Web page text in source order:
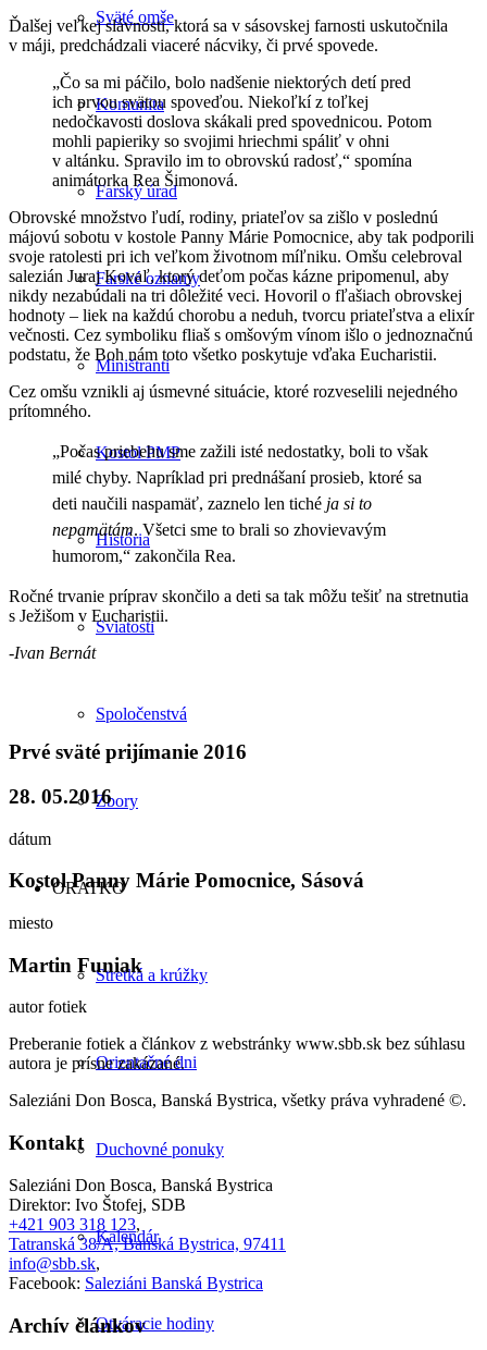
Sväté omše
Komunita
Farský úrad
Farské oznamy
Miništranti
Kostol PMP
História
Sviatosti
Spoločenstvá
Zbory
ORATKO
Stretká a krúžky
Orientačné dni
Duchovné ponuky
Kalendár
Otváracie hodiny
Ďalšej veľkej slávnosti, ktorá sa v sásovskej farnosti uskutočnila
v máji, predchádzali viaceré nácviky, či prvé spovede.
„Čo sa mi páčilo, bolo nadšenie niektorých detí pred
ich prvou svätou spoveďou. Niekoľkí z toľkej
nedočkavosti doslova skákali pred spovednicou. Potom
mohli papieriky so svojimi hriechmi spáliť v ohni
v altánku. Spravilo im to obrovskú radosť,“ spomína
animátorka Rea Šimonová.
Obrovské množstvo ľudí, rodiny, priateľov sa zišlo v poslednú
májovú sobotu v kostole Panny Márie Pomocnice, aby tak podporili
svoje ratolesti pri ich veľkom životnom míľniku. Omšu celebroval
salezián Juraj Kovaľ, ktorý deťom počas kázne pripomenul, aby
nikdy nezabúdali na tri dôležité veci. Hovoril o fľašiach obrovskej
hodnoty – liek na každú chorobu a neduh, tvorcu priateľstva a elixír
večnosti. Cez symboliku fliaš s omšovým vínom išlo o jednoznačnú
podstatu, že Boh nám toto všetko poskytuje vďaka Eucharistii.
Cez omšu vznikli aj úsmevné situácie, ktoré rozveselili nejedného
prítomného.
„Počas priebehu sme zažili isté nedostatky, boli to však
milé chyby. Napríklad pri prednášaní prosieb, ktoré sa
deti naučili naspamäť, zaznelo len tiché ja si to
nepamätám. Všetci sme to brali so zhovievavým
humorom,“ zakončila Rea.
Ročné trvanie príprav skončilo a deti sa tak môžu tešiť na stretnutia
s Ježišom v Eucharistii.
-Ivan Bernát
Prvé sväté prijímanie 2016
28. 05.2016
dátum
Kostol Panny Márie Pomocnice, Sásová
miesto
Martin Funiak
autor fotiek
Preberanie fotiek a článkov z webstránky www.sbb.sk bez súhlasu
autora je prísne zakázané.
Saleziáni Don Bosca, Banská Bystrica, všetky práva vyhradené ©.
Kontakt
Saleziáni Don Bosca, Banská Bystrica
Direktor: Ivo Štofej, SDB
+421 903 318 123,
Tatranská 38/A, Banská Bystrica, 97411
info@sbb.sk,
Facebook: Saleziáni Banská Bystrica
Archív článkov